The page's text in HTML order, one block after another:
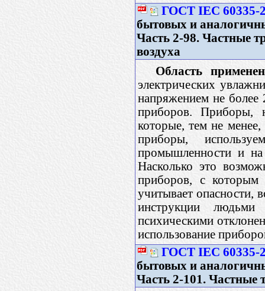
ГОСТ IEC 60335-
бытовых и
Часть 2-98. Частные
воздуха
Область
электрических
напряжением не
приборов. Приборы,
которые, тем не
приборы,
промышленности и на
Насколько это
приборов, с которым
учитывает опасности,
инструкции
психическими
использование
ГОСТ IEC 60335-
бытовых и
Часть 2-101. Частные